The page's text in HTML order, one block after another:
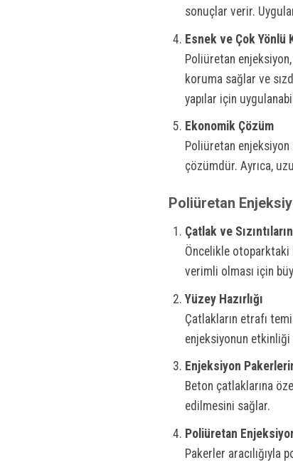
sonuçlar verir.
Esnek ve Çok Yönlü
Poliüretan
koruma sağlar ve
yapılar için
Ekonomik Çözüm
Poliüretan
çözümdür. Ayrıca,
Poliüretan
Çatlak ve
Öncelikle otoparktaki
verimli olması için
Yüzey Hazırlığı
Çatlakların etrafı
enjeksiyonun etkinliği
Enjeksiyon
Beton çatlaklarına
edilmesini sağlar.
Poliüretan
Pakerler